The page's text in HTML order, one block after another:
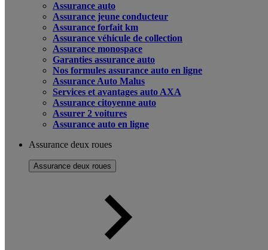
Assurance auto
Assurance jeune conducteur
Assurance forfait km
Assurance véhicule de collection
Assurance monospace
Garanties assurance auto
Nos formules assurance auto en ligne
Assurance Auto Malus
Services et avantages auto AXA
Assurance citoyenne auto
Assurer 2 voitures
Assurance auto en ligne
Assurance deux roues
Assurance deux roues